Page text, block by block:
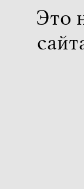
Это